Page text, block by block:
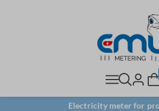
Electricity meter for